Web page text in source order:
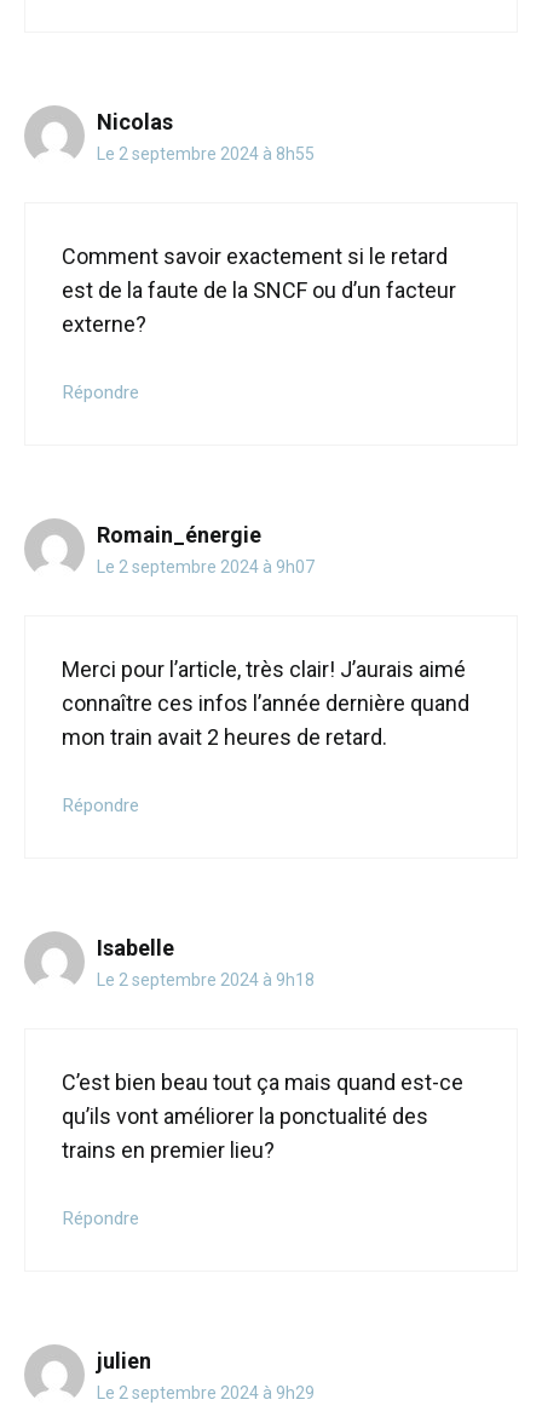
Nicolas
Le 2 septembre 2024 à 8h55
Comment savoir exactement si le retard
est de la faute de la SNCF ou d’un facteur
externe?
Répondre
Romain_énergie
Le 2 septembre 2024 à 9h07
Merci pour l’article, très clair! J’aurais aimé
connaître ces infos l’année dernière quand
mon train avait 2 heures de retard.
Répondre
Isabelle
Le 2 septembre 2024 à 9h18
C’est bien beau tout ça mais quand est-ce
qu’ils vont améliorer la ponctualité des
trains en premier lieu?
Répondre
julien
Le 2 septembre 2024 à 9h29